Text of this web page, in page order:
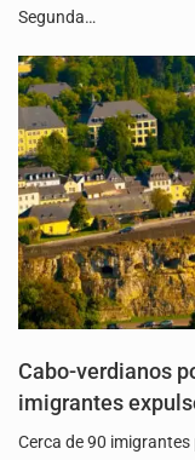
Segunda…
Cabo-verdianos
imigrantes
Cerca de 90